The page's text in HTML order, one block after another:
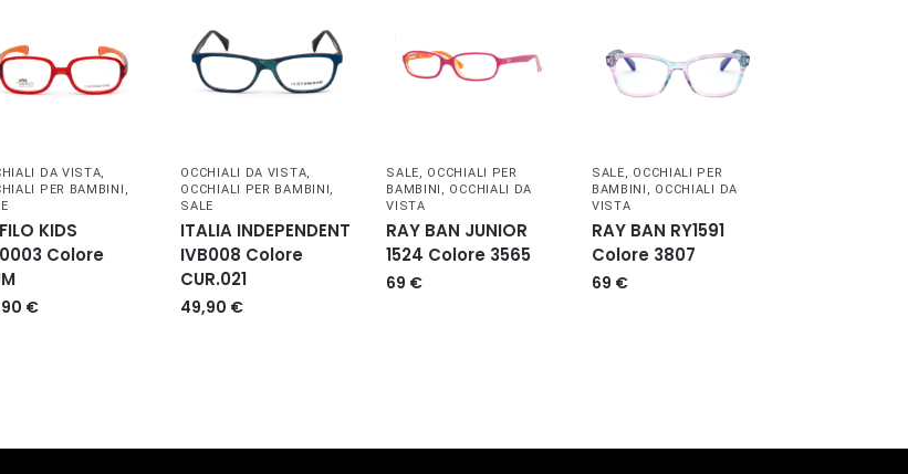
DA VISTA,
PER BAMBINI ,
KIDS
Colore
€
OCCHIALI DA VISTA,
OCCHIALI PER BAMBINI,
SALE
ITALIA INDEPENDENT
IVB008 Colore
CUR.021
49,90 €
SALE, OCCHIALI PER
BAMBINI , OCCHIALI DA
VISTA
RAY BAN JUNIOR
1524 Colore 3565
69 €
SALE, OCCHIALI PER
BAMBINI , OCCHIALI DA
VISTA
RAY BAN RY1591
Colore 3807
69 €